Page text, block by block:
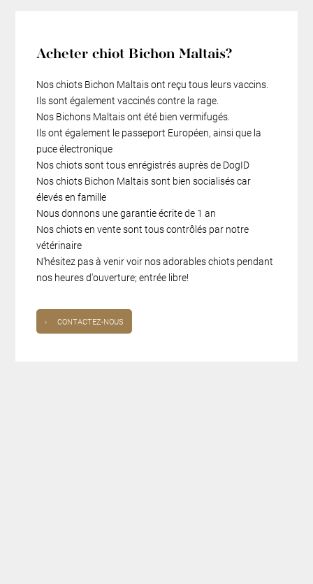
Acheter chiot Bichon Maltais?
Nos chiots Bichon Maltais ont reçu tous leurs vaccins.
Ils sont également vaccinés contre la rage.
Nos Bichons Maltais ont été bien vermifugés.
Ils ont également le passeport Européen, ainsi que la
puce électronique
Nos chiots sont tous enrégistrés auprès de DogID
Nos chiots Bichon Maltais sont bien socialisés car
élevés en famille
Nous donnons une garantie écrite de 1 an
Nos chiots en vente sont tous contrôlés par notre
vétérinaire
N'hésitez pas à venir voir nos adorables chiots pendant
nos heures d'ouverture; entrée libre!
› CONTACTEZ-NOUS